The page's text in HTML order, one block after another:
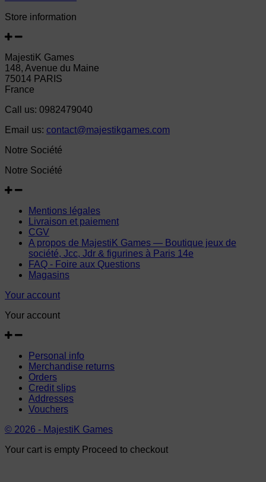
Store information
MajestiK Games
148, Avenue du Maine
75014 PARIS
France
Call us: 0982479040
Email us: contact@majestikgames.com
Notre Société
Notre Société
Mentions légales
Livraison et paiement
CGV
A propos de MajestiK Games — Boutique jeux de
société, Jcc, Jdr & figurines à Paris 14e
FAQ - Foire aux Questions
Magasins
Your account
Your account
Personal info
Merchandise returns
Orders
Credit slips
Addresses
Vouchers
© 2026 - MajestiK Games
Your cart is empty Proceed to checkout